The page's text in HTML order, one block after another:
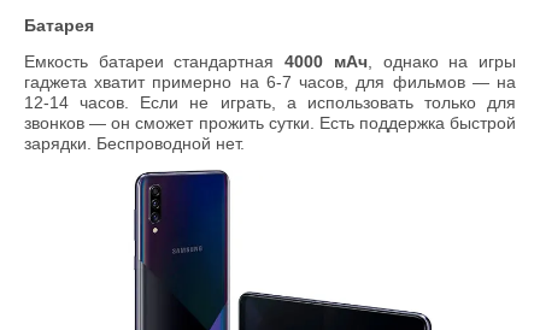
Батарея
Емкость батареи стандартная4000 мАч, однако на игры
гаджета хватит примерно на 6-7 часов, для фильмов — на
12-14 часов. Если не играть, а использовать только для
звонков — он сможет прожить сутки. Есть поддержка быстрой
зарядки. Беспроводной нет.